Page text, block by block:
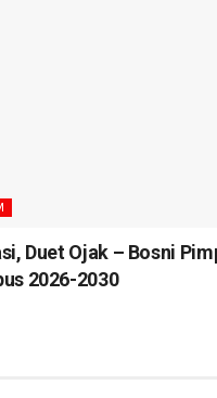
Duet Ojak – Bosni
2026-2030